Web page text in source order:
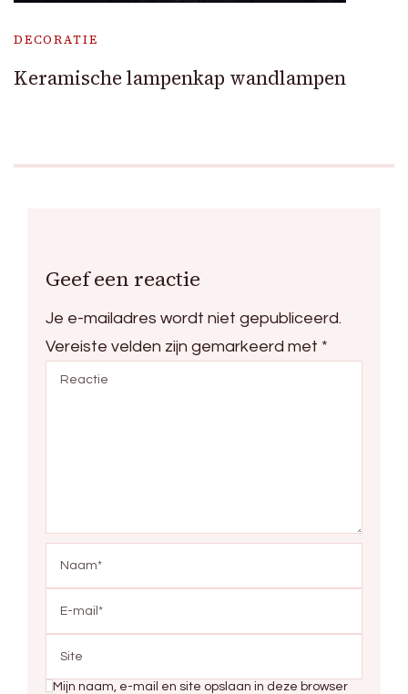
DECORATIE
Keramische lampenkap wandlampen
Geef een reactie
Je e-mailadres wordt niet gepubliceerd.
Vereiste velden zijn gemarkeerd met *
Mijn naam, e-mail en site opslaan in deze browser